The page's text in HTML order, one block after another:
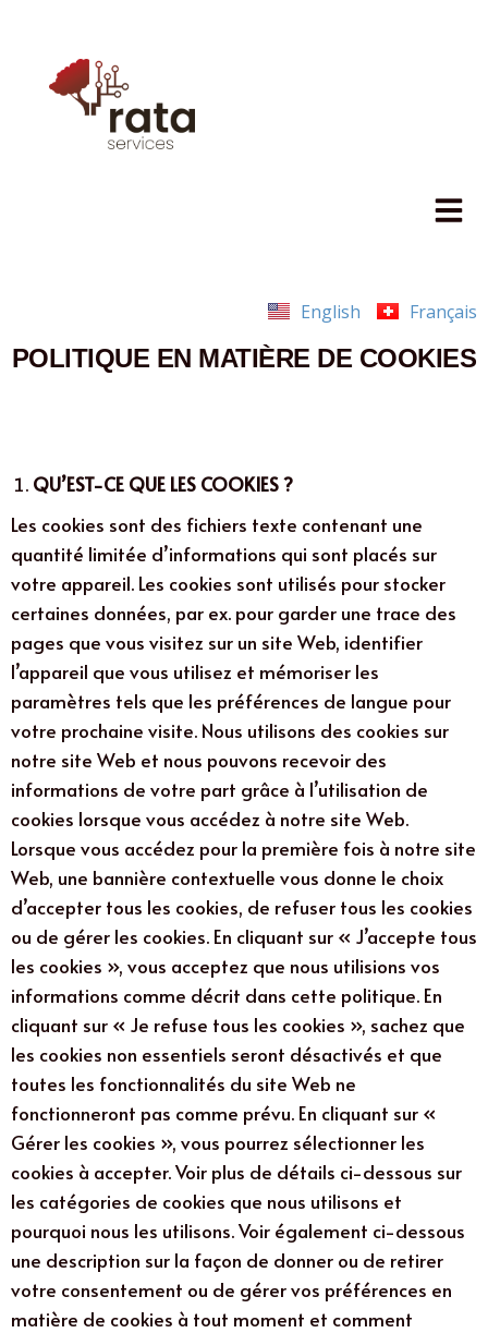
English Français
POLITIQUE EN MATIÈRE DE COOKIES
QU’EST-CE QUE LES COOKIES ?
Les cookies sont des fichiers texte contenant une
quantité limitée d’informations qui sont placés sur
votre appareil. Les cookies sont utilisés pour stocker
certaines données, par ex. pour garder une trace des
pages que vous visitez sur un site Web, identifier
l’appareil que vous utilisez et mémoriser les
paramètres tels que les préférences de langue pour
votre prochaine visite. Nous utilisons des cookies sur
notre site Web et nous pouvons recevoir des
informations de votre part grâce à l’utilisation de
cookies lorsque vous accédez à notre site Web.
Lorsque vous accédez pour la première fois à notre site
Web, une bannière contextuelle vous donne le choix
d’accepter tous les cookies, de refuser tous les cookies
ou de gérer les cookies. En cliquant sur « J’accepte tous
les cookies », vous acceptez que nous utilisions vos
informations comme décrit dans cette politique. En
cliquant sur « Je refuse tous les cookies », sachez que
les cookies non essentiels seront désactivés et que
toutes les fonctionnalités du site Web ne
fonctionneront pas comme prévu. En cliquant sur «
Gérer les cookies », vous pourrez sélectionner les
cookies à accepter. Voir plus de détails ci-dessous sur
les catégories de cookies que nous utilisons et
pourquoi nous les utilisons. Voir également ci-dessous
une description sur la façon de donner ou de retirer
votre consentement ou de gérer vos préférences en
matière de cookies à tout moment et comment
Nécessaires
Ces cookies ne
sont pas
optionnels, ils
sont
nécessaires au
du site.
Statistiques
In order for
us to
improve the
website's
functionality
and
structure,
how the
website is
used.